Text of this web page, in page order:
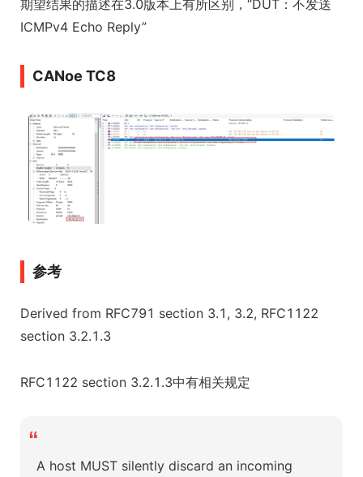
期望结果的描述在3.0版本上有所区别，“DUT：不发送
ICMPv4 Echo Reply”
CANoe TC8
参考
Derived from RFC791 section 3.1, 3.2, RFC1122
section 3.2.1.3
RFC1122 section 3.2.1.3中有相关规定
“
A host MUST silently discard an incoming